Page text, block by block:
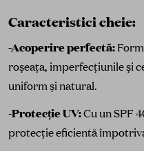
Caracteristici cheie:
-Acoperire perfectă:
roșeața, imperfecțiunile și
uniform și natural.
-Protecție UV:Cu un SPF
protecție eficientă